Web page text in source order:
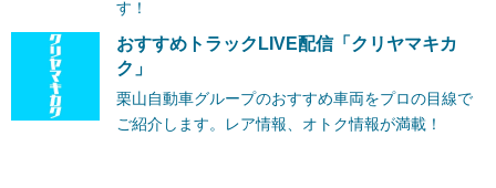
す！
おすすめトラックLIVE配信「クリヤマキカ
ク」
栗山自動車グループのおすすめ車両をプロの目線で
ご紹介します。レア情報、オトク情報が満載！